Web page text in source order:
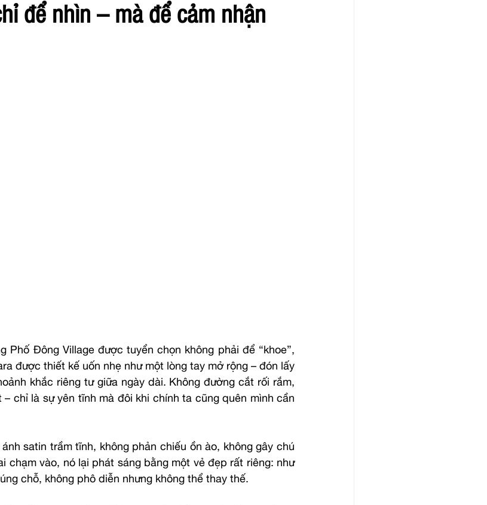
để nhìn – mà để cảm nhận
Phố Đông Village được tuyển chọn không phải để “khoe”,
được thiết kế uốn nhẹ như một lòng tay mở rộng – đón lấy
khắc riêng tư giữa ngày dài. Không đường cắt rối rắm,
– chỉ là sự yên tĩnh mà đôi khi chính ta cũng quên mình cần
satin trầm tĩnh, không phản chiếu ồn ào, không gây chú
chạm vào, nó lại phát sáng bằng một vẻ đẹp rất riêng: như
chỗ, không phô diễn nhưng không thể thay thế.